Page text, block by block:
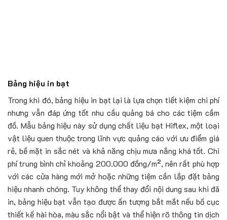
Bảng hiệu in bạt
Trong khi đó, bảng hiệu in bạt lại là lựa chọn tiết kiệm chi phí
nhưng vẫn đáp ứng tốt nhu cầu quảng bá cho các tiệm cầm
đồ. Mẫu bảng hiệu này sử dụng chất liệu bạt Hiflex, một loại
vật liệu quen thuộc trong lĩnh vực quảng cáo với ưu điểm giá
rẻ, bề mặt in sắc nét và khả năng chịu mưa nắng khá tốt. Chi
phí trung bình chỉ khoảng 200.000 đồng/m², nên rất phù hợp
với các cửa hàng mới mở hoặc những tiệm cần lắp đặt bảng
hiệu nhanh chóng. Tuy không thể thay đổi nội dung sau khi đã
in, bảng hiệu bạt vẫn tạo được ấn tượng bắt mắt nếu bố cục
thiết kế hài hòa, màu sắc nổi bật và thể hiện rõ thông tin dịch